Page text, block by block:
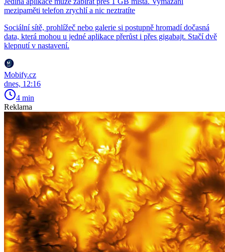
mezipaměti telefon zrychlí a nic neztratíte
Sociální sítě, prohlížeč nebo galerie si postupně hromadí dočasná
data, která mohou u jedné aplikace přerůst i přes gigabajt. Stačí dvě
klepnutí v nastavení.
Mobify.cz
dnes, 12:16
4 min
Reklama